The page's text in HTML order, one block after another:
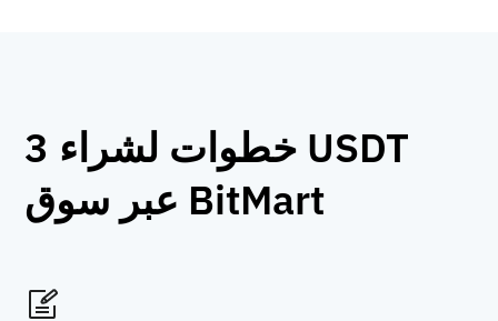
3 خطوات لشراء USDT
عبر سوق BitMart